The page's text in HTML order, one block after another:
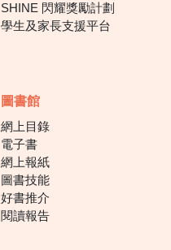
SHINE 閃耀獎勵計劃
學生及家長支援平台
圖書館
網上目錄
電子書
網上報紙
圖書技能
好書推介
閱讀報告